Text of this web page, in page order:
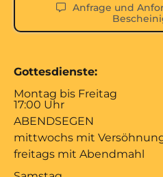
Anfrage und
Gottesdienste:
Montag bis Freitag
17:00 Uhr
ABENDSEGEN
mittwochs mit
freitags mit Abendmahl